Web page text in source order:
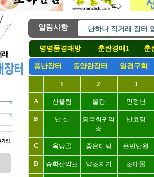
알림사항
난하나직거래 모든
난하나직거래 모든
( 후원 ) 난하나직거
풍난경매 장터 오픈
난하나 직거래 장터
명명품경매방 춘란경매1 춘
풍난장터 동양란장터 일경구화
1 2 3
A 산울림 올란 민정난
B 난 실
중국희귀약
초
난코딩
C 옥당골 좋은미팅 은빈난원
D 승학산약초 약초지기 초대물